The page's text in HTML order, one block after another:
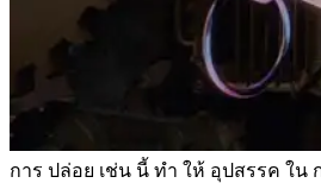
การ ปล่อย เช่น นี้ ทํา ให้ อุปสรรค ใน ก